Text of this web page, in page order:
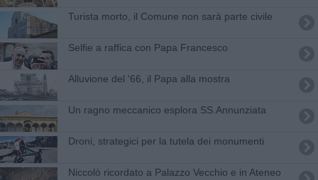
Turista morto, il Comune non sarà parte civile
Selfie a raffica con Papa Francesco
Alluvione del '66, il Papa alla mostra
Un ragno meccanico esplora SS.Annunziata
Droni, strategici per la tutela dei monumenti
Niccolò ricordato a Palazzo Vecchio e in Ateneo